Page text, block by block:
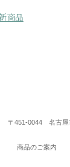
商品
〒451-0044 名古屋
商品のご案内